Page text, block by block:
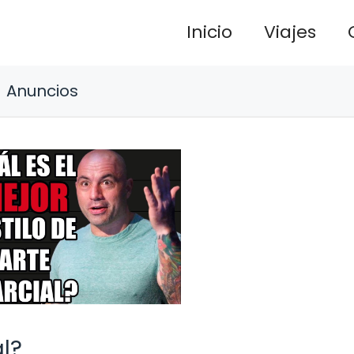
Inicio Viajes
Anuncios